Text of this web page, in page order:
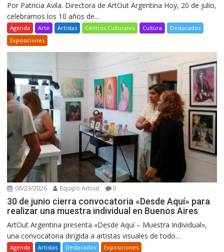
Por Patricia Avila. Directora de ArtOut Argentina Hoy, 20 de julio,
celebramos los 10 años de...
Agenda Arte Artistas Centros Culturales Cultura
Destacados
Exposiciones
06/23/2026 Equipo Artout 0
30 de junio cierra convocatoria «Desde Aquí» para
realizar una muestra individual en Buenos Aires
ArtOut Argentina presenta «Desde Aquí – Muestra Individual»,
una convocatoria dirigida a artistas visuales de todo...
Agenda Artistas Destacados Exposiciones